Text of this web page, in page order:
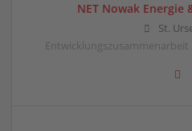
NET Nowak Energie
St.